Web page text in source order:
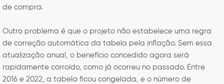
de compra.
Outro problema é que o projeto não estabelece uma regra
de correção automática da tabela pela inflação. Sem essa
atualização anual, o benefício concedido agora será
rapidamente corroído, como já ocorreu no passado. Entre
2016 e 2022, a tabela ficou congelada, e o número de